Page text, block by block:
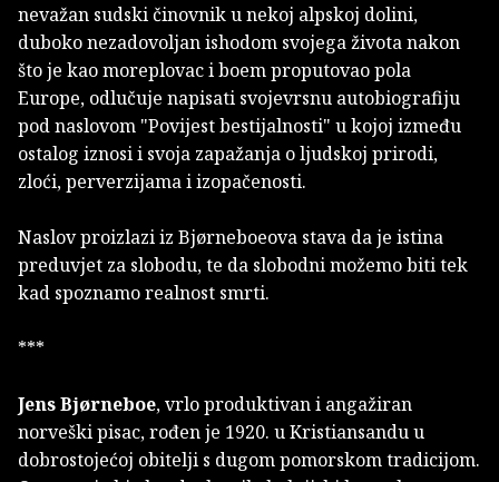
nevažan sudski činovnik u nekoj alpskoj dolini,
duboko nezadovoljan ishodom svojega života nakon
što je kao moreplovac i boem proputovao pola
Europe, odlučuje napisati svojevrsnu autobiografiju
pod naslovom "Povijest bestijalnosti" u kojoj između
ostalog iznosi i svoja zapažanja o ljudskoj prirodi,
zloći, perverzijama i izopačenosti.
Naslov proizlazi iz Bjørneboeova stava da je istina
preduvjet za slobodu, te da slobodni možemo biti tek
kad spoznamo realnost smrti.
***
Jens Bjørneboe, vrlo produktivan i angažiran
norveški pisac, rođen je 1920. u Kristiansandu u
dobrostojećoj obitelji s dugom pomorskom tradicijom.